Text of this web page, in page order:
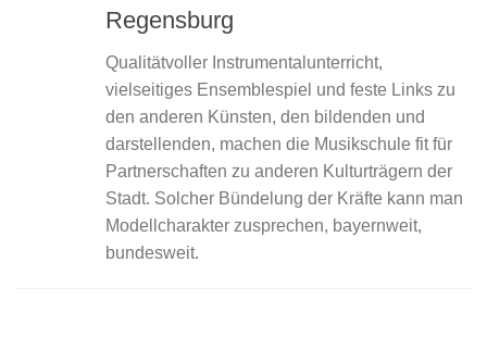
Regensburg
Qualitätvoller Instrumentalunterricht,
vielseitiges Ensemblespiel und feste Links zu
den anderen Künsten, den bildenden und
darstellenden, machen die Musikschule fit für
Partnerschaften zu anderen Kulturträgern der
Stadt. Solcher Bündelung der Kräfte kann man
Modellcharakter zusprechen, bayernweit,
bundesweit.